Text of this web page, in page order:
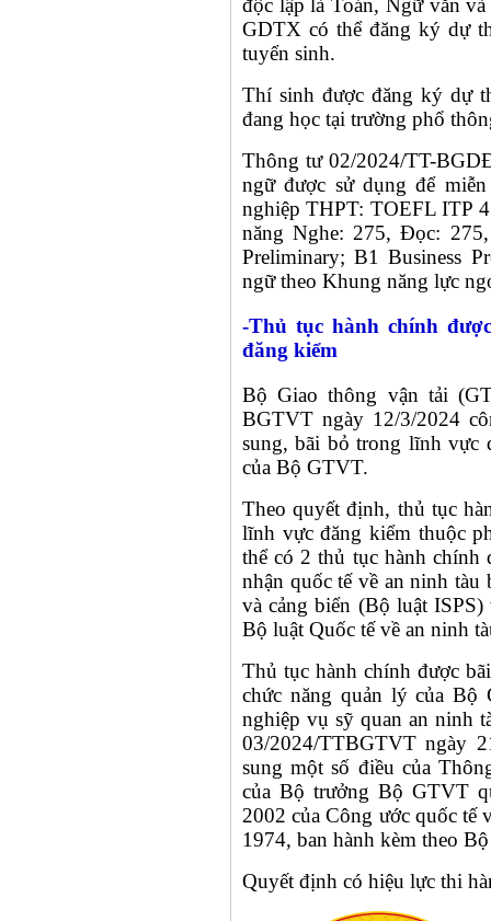
độc lập là Toán, Ngữ văn
GDTX có thể đăng ký dự
tuyển sinh.
Thí sinh được đăng ký dự
đang học tại trường phổ
Thông tư 02/2024/TT-
ngữ được sử dụng để
nghiệp THPT: TOEFL ITP
năng Nghe: 275, Đọc:
Preliminary; B1 Business
ngữ theo Khung năng lực
-Thủ tục hành chính
đăng kiểm
Bộ Giao thông vận tải
BGTVT ngày 12/3/2024
sung, bãi bỏ trong lĩnh vực
của Bộ GTVT.
Theo quyết định, thủ tục
lĩnh vực đăng kiểm thuộc
thể có 2 thủ tục hành chính
nhận quốc tế về an ninh
và cảng biển (Bộ luật
Bộ luật Quốc tế về an ninh
Thủ tục hành chính được
chức năng quản lý của Bộ
nghiệp vụ sỹ quan an ninh
03/2024/TTBGTVT ngày
sung một số điều của
của Bộ trưởng Bộ GTVT
2002 của Công ước quốc tế
1974, ban hành kèm theo
Quyết định có hiệu lực thi